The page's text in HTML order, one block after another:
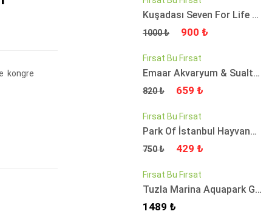
kongre
Kuşadası Seven For Life Thermal Hotel'de Günübirlik Tesis Kullanımı
Fiyat
1000 ₺ Fiyat
900 ₺
Fırsat Bu Fırsat
Emaar Akvaryum & Sualtı Hayvanat Bahçesi İstanbul Giriş Bileti
Fiyat
820 ₺ Fiyat
659 ₺
Fırsat Bu Fırsat
Park Of İstanbul Hayvanat Bahçesi Giriş Bileti
Fiyat
750 ₺ Fiyat
429 ₺
Fırsat Bu Fırsat
Tuzla Marina Aquapark Giriş Bileti
Fiyat
1489 ₺